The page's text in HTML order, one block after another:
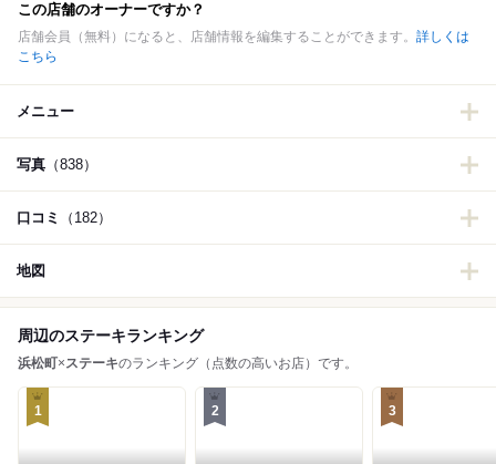
この店舗のオーナーですか？
店舗会員（無料）になると、店舗情報を編集することができます。 詳しくは
こちら
メニュー
写真 （838）
口コミ （182）
地図
周辺のステーキランキング
浜松町×ステーキのランキング（点数の高いお店）です。
1 2 3